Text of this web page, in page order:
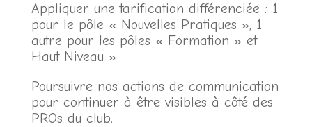
Appliquer une tarification différenciée : 1
pour le pôle « Nouvelles Pratiques », 1
autre pour les pôles « Formation » et
Haut Niveau »
Poursuivre nos actions de communication
pour continuer à être visibles à côté des
PROs du club.